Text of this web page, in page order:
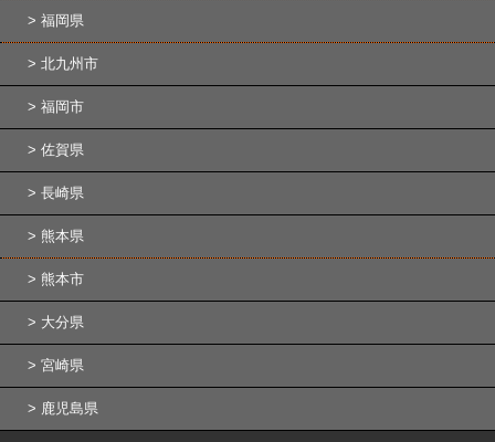
福岡県
北九州市
福岡市
佐賀県
長崎県
熊本県
熊本市
大分県
宮崎県
鹿児島県